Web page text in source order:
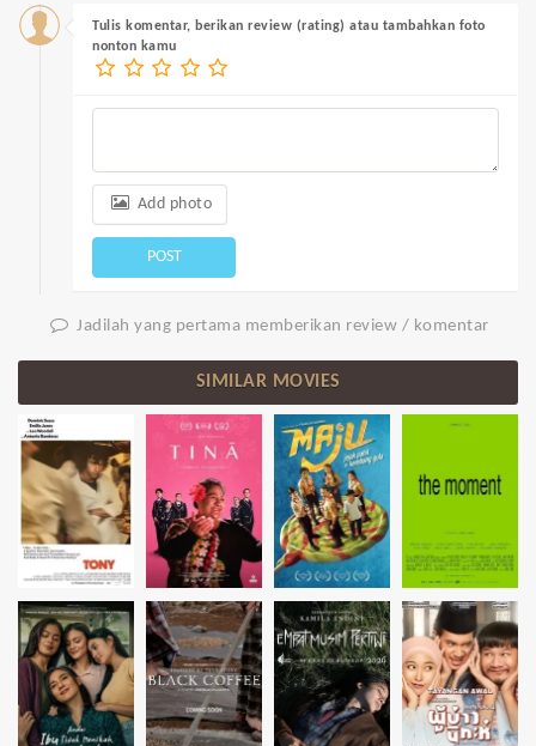
Tulis komentar, berikan review (rating) atau tambahkan foto
nonton kamu
Add photo
POST
Jadilah yang pertama memberikan review / komentar
SIMILAR MOVIES